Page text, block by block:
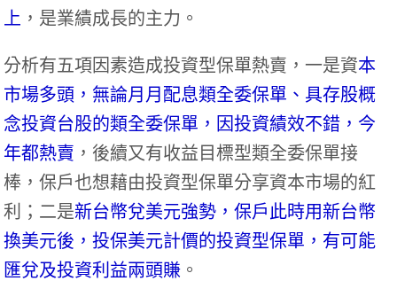
上 ，是業績成長的主力。
分析有五項因素造成投資型保單熱賣，一是資本
市場多頭，無論月月配息類全委保單、具存股概
念投資台股的類全委保單，因投資績效不錯，今
年都熱賣 ，後續又有收益目標型類全委保單接
棒，保戶也想藉由投資型保單分享資本市場的紅
利；二是新台幣兌美元強勢，保戶此時用新台幣
換美元後，投保美元計價的投資型保單，有可能
匯兌及投資利益兩頭賺 。